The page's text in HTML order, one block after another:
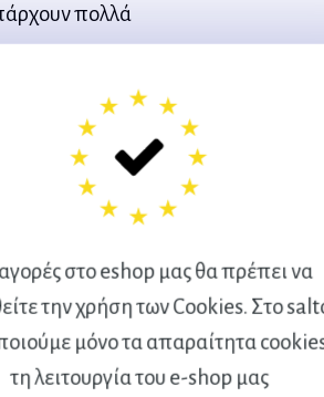
στο eshop μας θα πρέπει να
την χρήση των Cookies. Στο
μόνο τα απαραίτητα
τη λειτουργία του e-shop μας
πολλά
Αυτό
στο βιβλίο
παιδαγωγική
παιδιών.
βοηθούν και